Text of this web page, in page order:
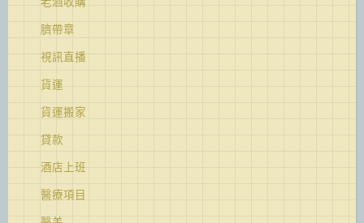
臍帶章
視訊直播
貨運
貨運搬家
貸款
酒店上班
醫療項目